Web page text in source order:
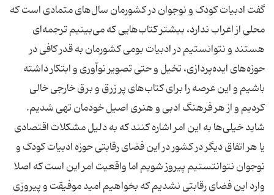
گفت ادبیات کودک و نوجوان در کشورمان سال‌های متمادی است که
محلی از اعراب ندارد، بیشتر کتاب‌هایی که می‌بینیم ترجمه‌ای
هستند و نتوانستیم در ادبیات بومی کشورمان به قدر کافی در
حوزه‌های ایده‌پردازی، تخیل و حتی تصویر نوآوری و ابتکار داشته
باشیم و این عرصه را برای کتاب‌های پر زرق و برق خارجی خالی
کردیم و از هر فرهنگ ادبی و هنری اصیل خودمان تهی شدیم.
شاید خیلی‌ها به این امر اشاره کنند که به دلیل مشکلات اقتصادی
یا هر اتفاق دیگر در کشور در این فضای رقابتی حوزه ادبیات کودک و
نوجوان نتوانتستیم پیروز شویم اما واقعیت امر این است که اصلا
وارد این فضای رقابتی نشدیم که بخواهیم امید موفیقت و پیروزی